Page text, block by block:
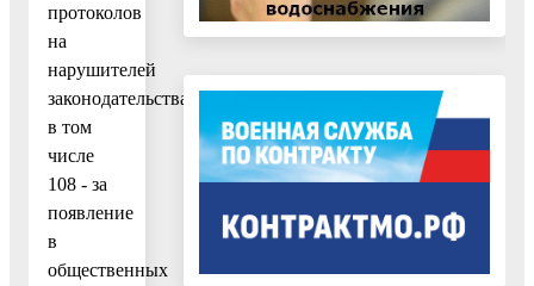
протоколов
на
нарушителей
законодательства,
в том
числе
108 - за
появление
в
общественных